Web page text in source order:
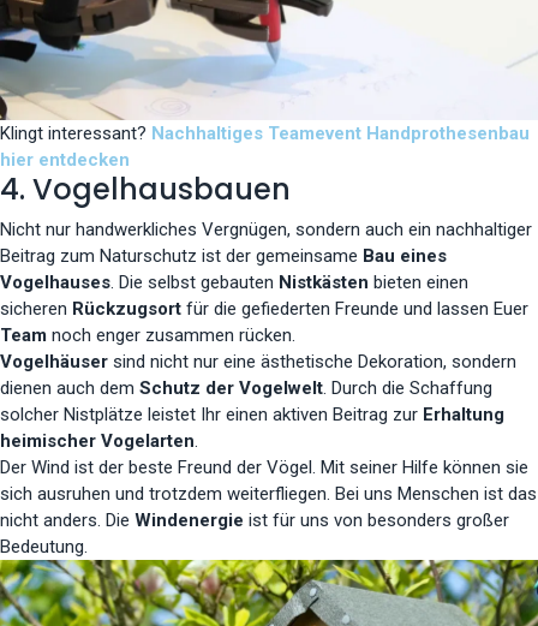
Klingt interessant? Nachhaltiges Teamevent Handprothesenbau
hier entdecken
4. Vogelhausbauen
Nicht nur handwerkliches Vergnügen, sondern auch ein nachhaltiger
Beitrag zum Naturschutz ist der gemeinsame Bau eines
Vogelhauses. Die selbst gebauten Nistkästen bieten einen
sicheren Rückzugsort für die gefiederten Freunde und lassen Euer
Team noch enger zusammen rücken.
Vogelhäuser sind nicht nur eine ästhetische Dekoration, sondern
dienen auch dem Schutz der Vogelwelt. Durch die Schaffung
solcher Nistplätze leistet Ihr einen aktiven Beitrag zur Erhaltung
heimischer Vogelarten.
Der Wind ist der beste Freund der Vögel. Mit seiner Hilfe können sie
sich ausruhen und trotzdem weiterfliegen. Bei uns Menschen ist das
nicht anders. Die Windenergie ist für uns von besonders großer
Bedeutung.